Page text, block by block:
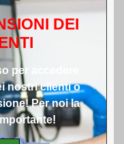
DEI
per accedere
nostri clienti o
Per noi la